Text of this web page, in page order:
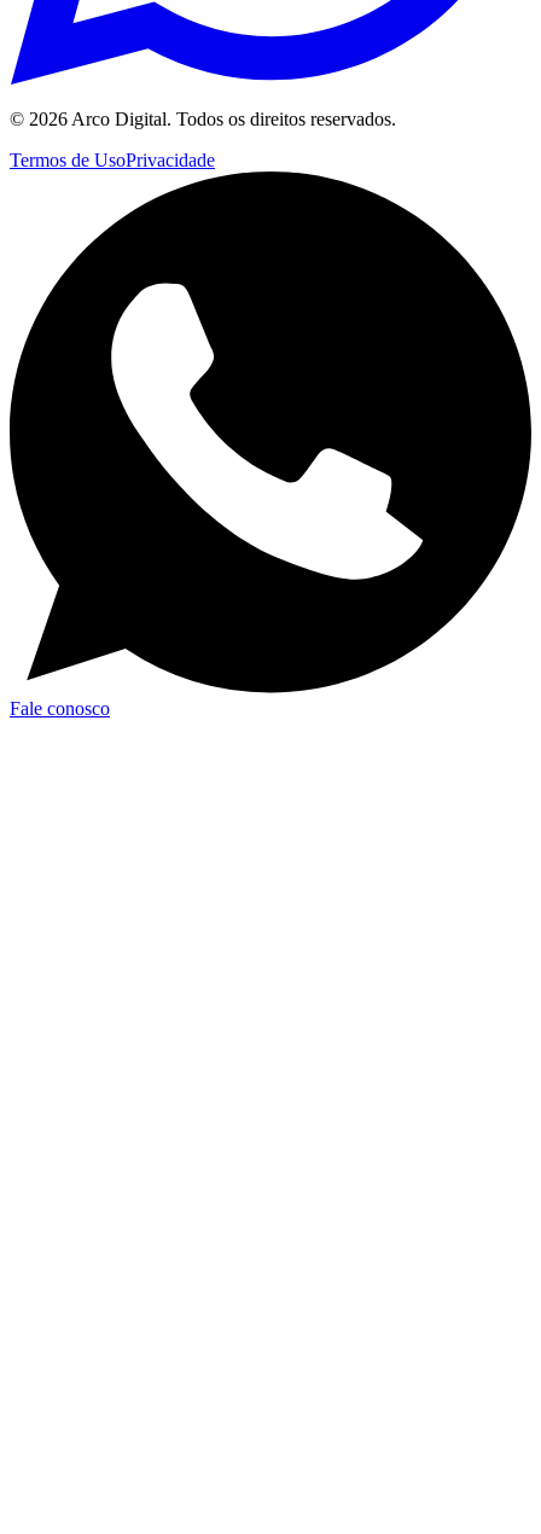
© 2026 Arco Digital. Todos os direitos reservados.
Termos de UsoPrivacidade
Fale conosco